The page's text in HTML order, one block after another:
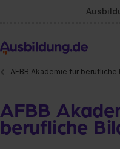
AFBB Akademie für berufliche
AFBB
berufliche